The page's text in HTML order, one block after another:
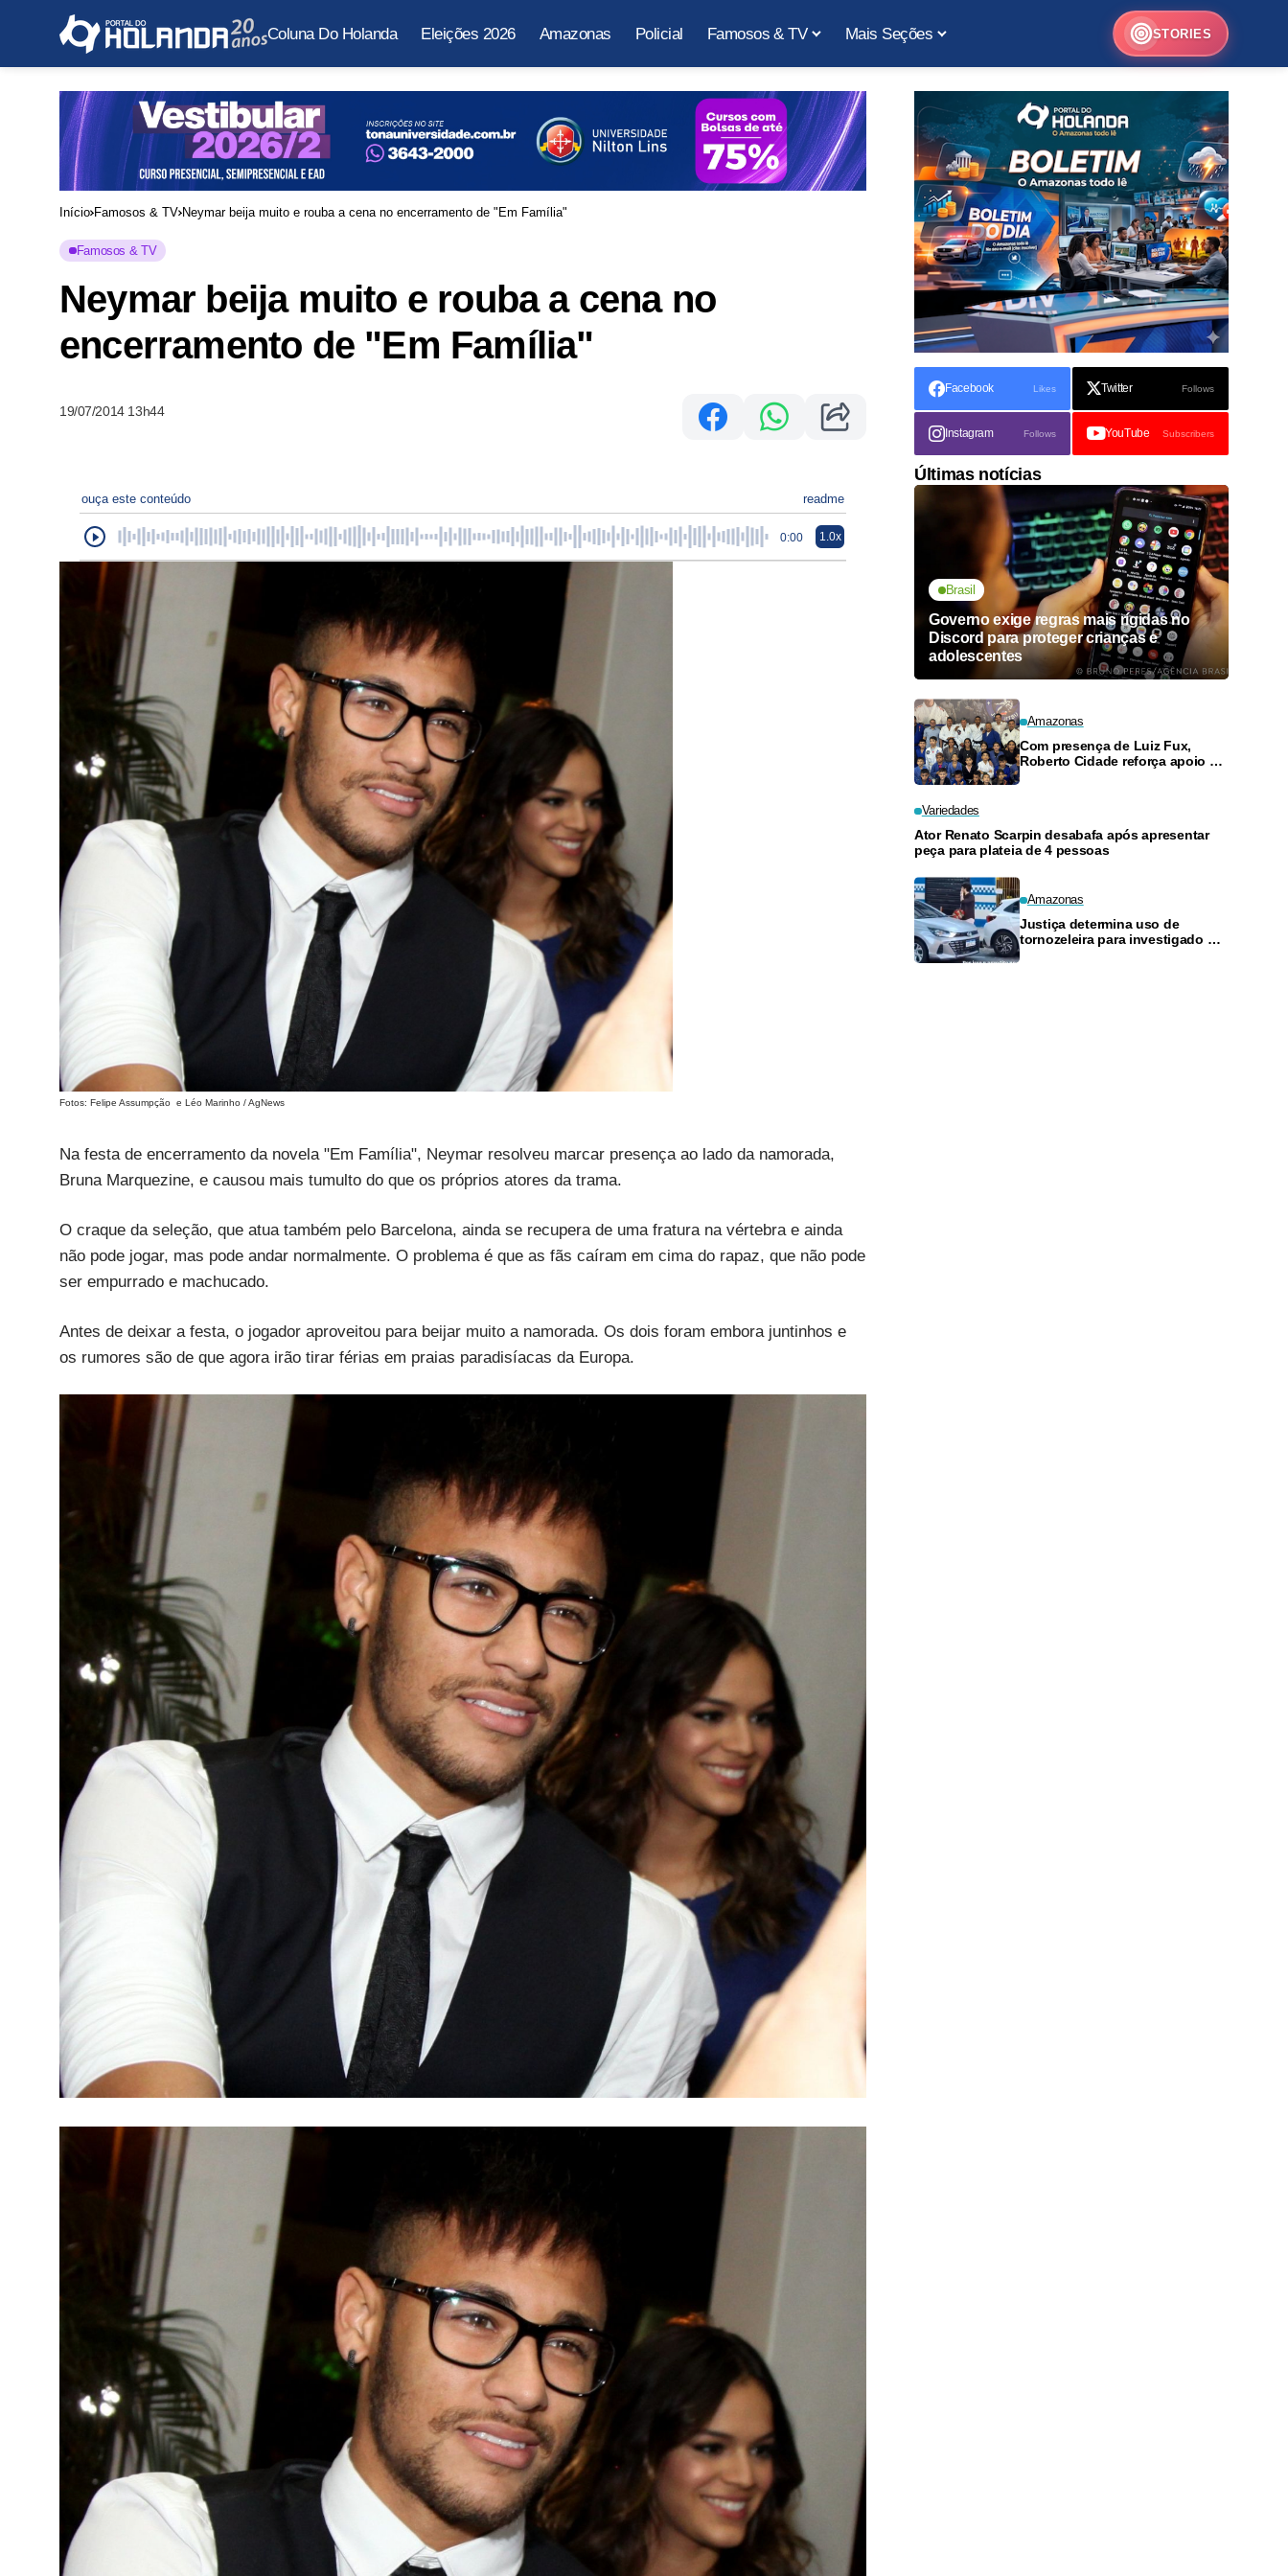
Coluna Do Holanda Eleições 2026 Amazonas Policial Famosos & TV Mais Seções STORIES
Início Famosos & TV Neymar beija muito e rouba a cena no encerramento de "Em Família"
Famosos & TV
Neymar beija muito e rouba a cena no
encerramento de "Em Família"
19/07/2014 13h44
ouça este conteúdo readme
0:00 1.0x
Fotos: Felipe Assumpção e Léo Marinho / AgNews
Na festa de encerramento da novela "Em Família", Neymar resolveu marcar presença ao lado da namorada,
Bruna Marquezine, e causou mais tumulto do que os próprios atores da trama.
O craque da seleção, que atua também pelo Barcelona, ainda se recupera de uma fratura na vértebra e ainda
não pode jogar, mas pode andar normalmente. O problema é que as fãs caíram em cima do rapaz, que não pode
ser empurrado e machucado.
Antes de deixar a festa, o jogador aproveitou para beijar muito a namorada. Os dois foram embora juntinhos e
os rumores são de que agora irão tirar férias em praias paradisíacas da Europa.
Facebook Likes Twitter Follows
Instagram Follows YouTube Subscribers
Últimas notícias
Brasil
Governo exige regras mais rígidas no
Discord para proteger crianças e
adolescentes
Amazonas
Com presença de Luiz Fux,
Roberto Cidade reforça apoio a
Variedades
Ator Renato Scarpin desabafa após apresentar
peça para plateia de 4 pessoas
Amazonas
Justiça determina uso de
tornozeleira para investigado por